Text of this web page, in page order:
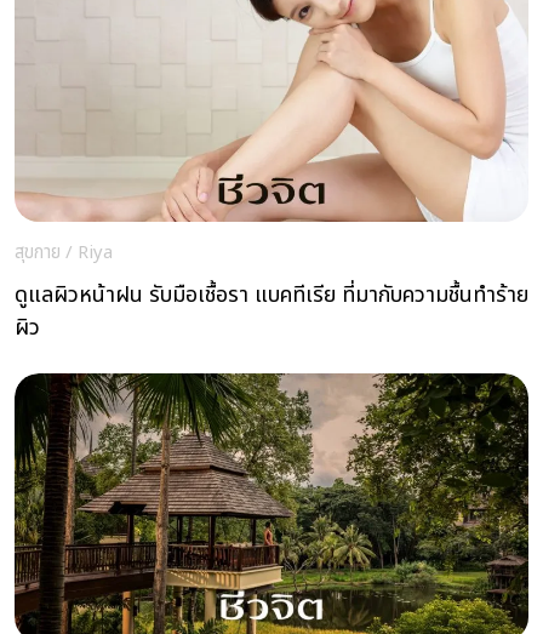
สุขกาย / Riya
ดูแลผิวหน้าฝน รับมือเชื้อรา แบคทีเรีย ที่มากับความชื้นทำร้าย
ผิว